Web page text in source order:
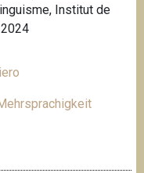
Institut de